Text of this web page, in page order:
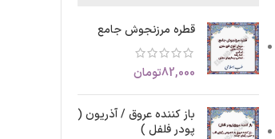
قطره مرزنجوش جامع
82,000تومان
باز کننده عروق / آذریون (
پودر فلفل )